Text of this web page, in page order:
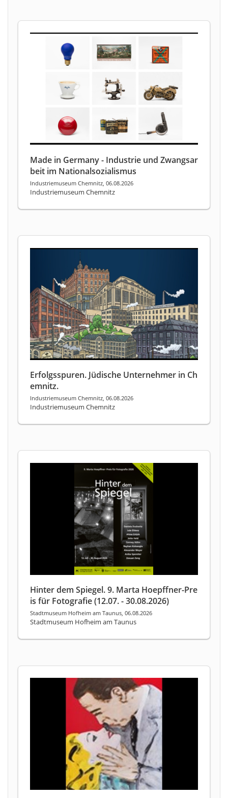
Made in Germany - Industrie und Zwangsar
beit im Nationalsozialismus
Industriemuseum Chemnitz, 06.08.2026
Industriemuseum Chemnitz
Erfolgsspuren. Jüdische Unternehmer in Ch
emnitz.
Industriemuseum Chemnitz, 06.08.2026
Industriemuseum Chemnitz
Hinter dem Spiegel. 9. Marta Hoepffner-Pre
is für Fotografie (12.07. - 30.08.2026)
Stadtmuseum Hofheim am Taunus, 06.08.2026
Stadtmuseum Hofheim am Taunus